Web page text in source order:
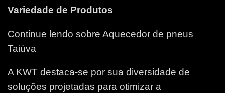
Variedade de Produtos
Continue lendo sobre Aquecedor de pneus
Taiúva
A KWT destaca-se por sua diversidade de
soluções projetadas para otimizar a